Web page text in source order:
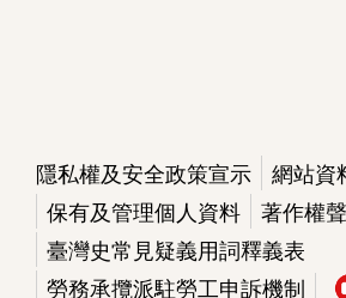
隱私權及安全政策宣示
網站資
保有及管理個人資料
著作權
臺灣史常見疑義用詞釋義表
勞務承攬派駐勞工申訴機制